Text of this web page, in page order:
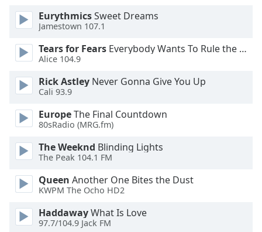
Area
Background
Opacity
Font
Style
Font
Family
EurythmicsSweet Dreams
Jamestown 107.1
Tears for Fears Everybody Wants To Rule the World
Alice 104.9
Rick Astley Never Gonna Give You Up
Cali 93.9
EuropeThe Final Countdown
80sRadio (MRG.fm)
The Weeknd Blinding Lights
The Peak 104.1 FM
Queen Another One Bites the Dust
KWPM The Ocho HD2
HaddawayWhat Is Love
97.7/104.9 Jack FM